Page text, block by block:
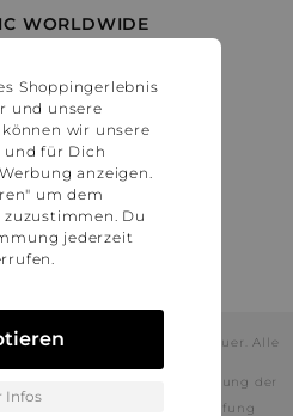
WORLDWIDE
Schweiz
France
States
gesetzlichen Mehrwertsteuer. Alle
Rabatte, die durch die Nutzung der
Partner voraussichtlich
führt keine vollständige Prüfung
Shoppingerlebnis
und unsere
können wir unsere
und für Dich
anzeigen.
um dem
zuzustimmen. Du
jederzeit
Infos